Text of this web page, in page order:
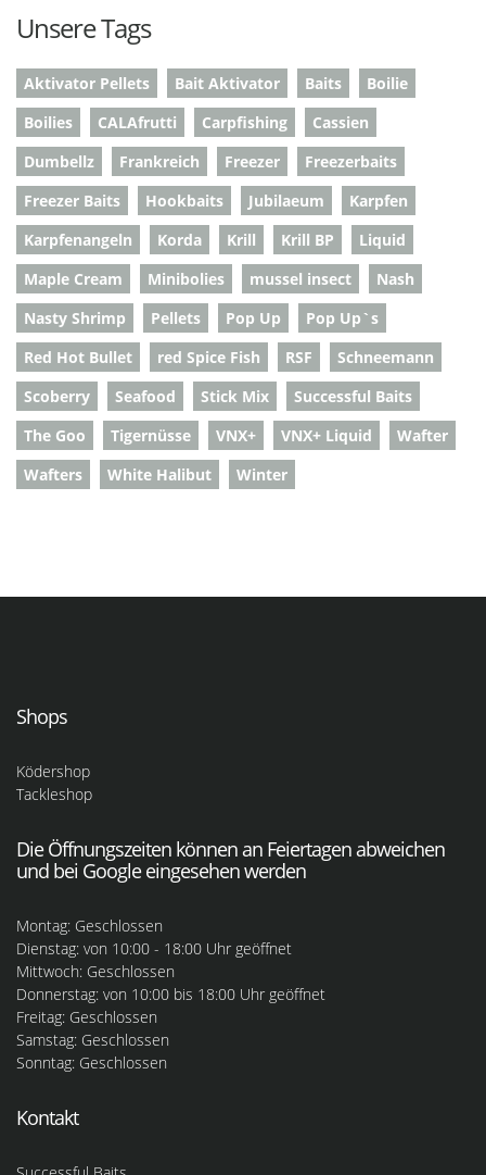
Unsere Tags
Aktivator Pellets Bait Aktivator Baits
Boilie
Boilies
CALAfrutti Carpfishing
Cassien
Dumbellz
Frankreich Freezer
Freezerbaits
Freezer Baits
Hookbaits Jubilaeum
Karpfen
Karpfenangeln
Korda Krill Krill BP
Liquid
Maple Cream
Minibolies mussel insect
Nash
Nasty Shrimp
Pellets Pop Up
Pop Up`s
Red Hot Bullet
red Spice Fish RSF
Schneemann
Scoberry
Seafood Stick Mix
Successful Baits
The Goo
Tigernüsse VNX+ VNX+ Liquid
Wafter
Wafters
White Halibut Winter
Shops
Ködershop
Tackleshop
Die Öffnungszeiten können an Feiertagen abweichen
und bei Google eingesehen werden
Montag: Geschlossen
Dienstag: von 10:00 - 18:00 Uhr geöffnet
Mittwoch: Geschlossen
Donnerstag: von 10:00 bis 18:00 Uhr geöffnet
Freitag: Geschlossen
Samstag: Geschlossen
Sonntag: Geschlossen
Kontakt